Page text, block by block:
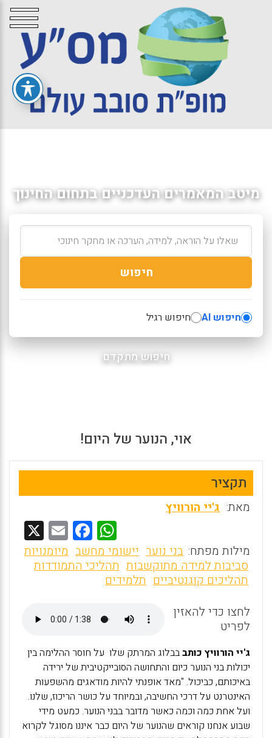
מיטב המאמרים העדכניים בתחום החינוך
חיפוש
חיפוש AI חיפוש רגיל
חיפוש מתקדם
אוי, הנוער של היום!
תקציר
מאת: ג'יי הורוויץ
W
h
at
A
p
p
F
a
ce
o
o
k
E
m
ai
מילות מפתח: בני נוער יישומי מחשב מיומנויות
סביבות למידה מתוקשבות תהליכי התמודדות
תהליכים קוגנטיביים תלמידים
לחצו כדי להאזין
לפריט
ג'יי הורוויץ כותבבבלוג המרתק שלו על חוסר ההלימה בין
יכולות בני הנוער כיום והתחושה הסובייקטיבית של ירידה
באיכותם, כביכול. "מאד אופנתי להיות מודאגים מהשפעות
האינטרנט על דרכי החשיבה, ובמיוחד על כושר הריכוז, שלנו.
ועל אחת כמה וכמה כאשר מדובר בבני הנוער. כמעט מידי
שבוע אנחנו קוראים שהנוער של היום כבר איננו מסוגל לקרוא